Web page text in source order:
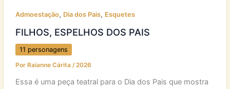
Admoestação, Dia dos Pais, Esquetes
FILHOS, ESPELHOS DOS PAIS
11 personagens
Por Raianne Cárita /2026
Essa é uma peça teatral para o Dia dos Pais que mostra